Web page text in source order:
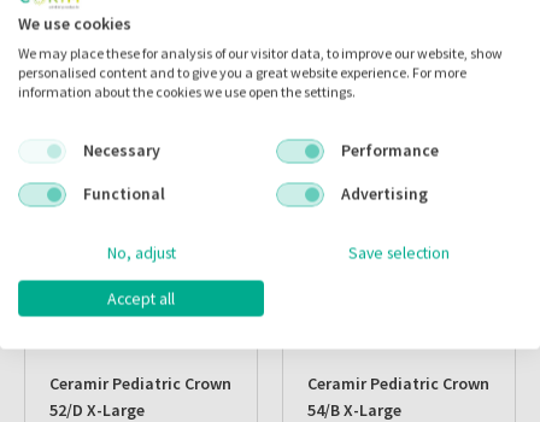
Ceramir Pediatric Crown
52/d X-Large
Ceramir Pediatric Crown
54/b X-Large
We use cookies
We may place these for analysis of our visitor data, to improve our website, show
personalised content and to give you a great website experience. For more
information about the cookies we use open the settings.
Necessary
Performance
Functional
Advertising
No, adjust Save selection
Accept all